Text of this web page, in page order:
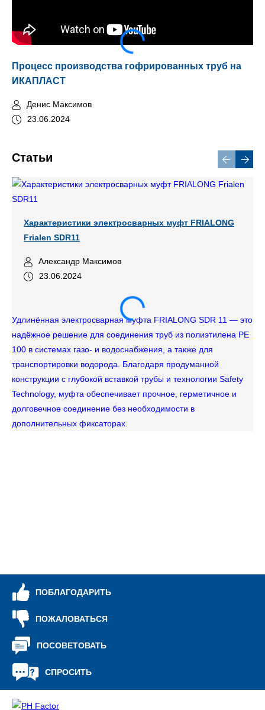
Процесс производства гофрированных труб на
ИКАПЛАСТ
Денис Максимов
23.06.2024
Статьи
Характеристики электросварных муфт FRIALONG
Frialen SDR11
Александр Максимов
23.06.2024
Удлинённая электросварная муфта FRIALONG SDR 11 — это
надёжное решение для соединения труб из полиэтилена PE
100 в системах газо- и водоснабжения, а также для
транспортировки водорода. Благодаря продуманной
конструкции с глубокой вставкой трубы и технологии Safety
Technology, муфта обеспечивает прочное, герметичное и
долговечное соединение без необходимости в
дополнительных фиксаторах.
ПОБЛАГОДАРИТЬ
ПОЖАЛОВАТЬСЯ
ПОСОВЕТОВАТЬ
СПРОСИТЬ